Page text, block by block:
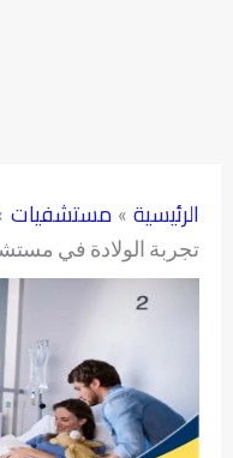
الرئيسية مستشفيات
تجربة الولادة في